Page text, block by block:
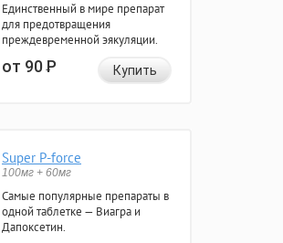
Единственный в мире препарат
для предотвращения
преждевременной эякуляции.
от 90Р Купить
Super P-force
100мг + 60мг
Самые популярные препараты в
одной таблетке — Виагра и
Дапоксетин.